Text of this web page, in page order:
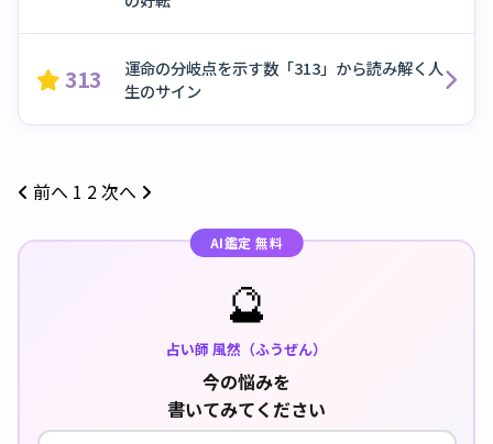
313
運命の分岐点を示す数「313」から読み解く人
生のサイン
前へ 1 2次へ
AI鑑定 無料
🔮
占い師 風然（ふうぜん）
今の悩みを
書いてみてください